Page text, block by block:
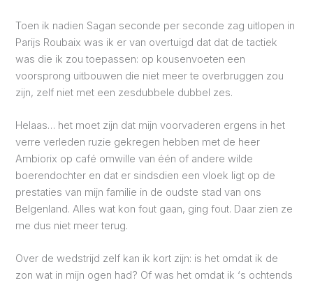
Toen ik nadien Sagan seconde per seconde zag uitlopen in
Parijs Roubaix was ik er van overtuigd dat dat de tactiek
was die ik zou toepassen: op kousenvoeten een
voorsprong uitbouwen die niet meer te overbruggen zou
zijn, zelf niet met een zesdubbele dubbel zes.
Helaas… het moet zijn dat mijn voorvaderen ergens in het
verre verleden ruzie gekregen hebben met de heer
Ambiorix op café omwille van één of andere wilde
boerendochter en dat er sindsdien een vloek ligt op de
prestaties van mijn familie in de oudste stad van ons
Belgenland. Alles wat kon fout gaan, ging fout. Daar zien ze
me dus niet meer terug.
Over de wedstrijd zelf kan ik kort zijn: is het omdat ik de
zon wat in mijn ogen had? Of was het omdat ik ‘s ochtends